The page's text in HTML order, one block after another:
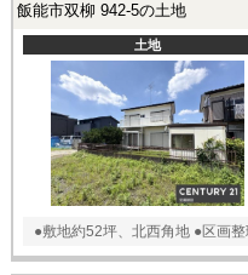
飯能市双柳 942-5の土地
土地
●敷地約52坪、北西角地 ●区画